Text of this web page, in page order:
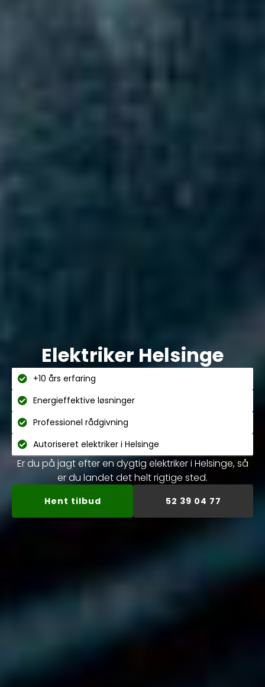
Elektriker Helsinge
+10 års erfaring
Energieffektive løsninger
Professionel rådgivning
Autoriseret elektriker i Helsinge
Er du på jagt efter en dygtig elektriker i Helsinge, så
er du landet det helt rigtige sted.
Hent tilbud 52 39 04 77